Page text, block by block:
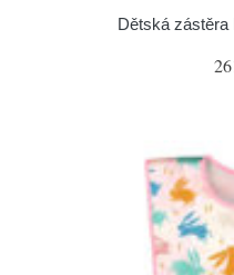
Dětská zástěra